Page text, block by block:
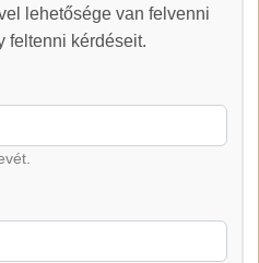
lehetősége van felvenni
feltenni kérdéseit.